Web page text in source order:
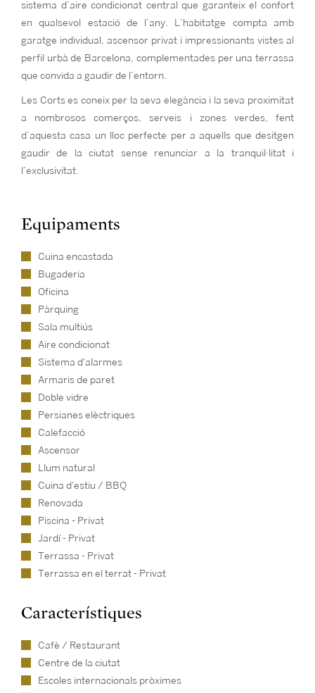
sistema d’aire condicionat central que garanteix el confort
en qualsevol estació de l’any. L’habitatge compta amb
garatge individual, ascensor privat i impressionants vistes al
perfil urbà de Barcelona, complementades per una terrassa
que convida a gaudir de l’entorn.
Les Corts es coneix per la seva elegància i la seva proximitat
a nombrosos comerços, serveis i zones verdes, fent
d’aquesta casa un lloc perfecte per a aquells que desitgen
gaudir de la ciutat sense renunciar a la tranquil·litat i
l’exclusivitat.
Equipaments
Cuina encastada
Bugaderia
Oficina
Pàrquing
Sala multiús
Aire condicionat
Sistema d'alarmes
Armaris de paret
Doble vidre
Persianes elèctriques
Calefacció
Ascensor
Llum natural
Cuina d'estiu / BBQ
Renovada
Piscina - Privat
Jardí - Privat
Terrassa - Privat
Terrassa en el terrat - Privat
Característiques
Cafè / Restaurant
Centre de la ciutat
Escoles internacionals pròximes